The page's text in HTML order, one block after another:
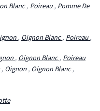
Blanc, Poireau, Pomme De
, Oignon Blanc, Poireau,
, Oignon Blanc, Poireau
, Oignon, Oignon Blanc,